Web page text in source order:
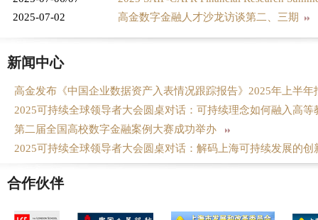
2025-07-02
高金数字金融人才沙龙访谈第二、三期
新闻中心
高金发布《中国企业数据资产入表情况跟踪报告》2025年上半
2025可持续全球领导者大会圆桌对话：可持续理念如何融入高
第二届全国高校数字金融案例大赛成功举办
2025可持续全球领导者大会圆桌对话：解码上海可持续发展的
合作伙伴